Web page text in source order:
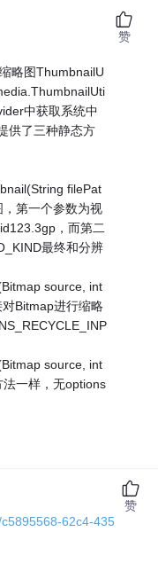
略图ThumbnailU
中获取系统中
供了三种静态方
filePat
第一个参数为视
，而第二
最终和分辨
source, int
Bitmap进行缩略
source, int
一样，无options
赞
62c4-435
赞